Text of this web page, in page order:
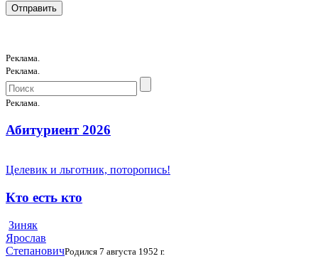
Реклама.
Реклама.
Реклама.
Абитуриент 2026
Целевик и льготник, поторопись!
Кто есть кто
Зиняк
Ярослав
СтепановичРодился 7 августа 1952 г.